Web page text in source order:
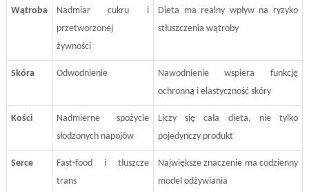
Wątroba
Nadmiar cukru i
przetworzonej
żywności
Dieta ma realny wpływ na ryzyko
stłuszczenia wątroby
Skóra Odwodnienie
Nawodnienie wspiera funkcję
ochronną i elastyczność skóry
Kości
Nadmierne spożycie
słodzonych napojów
Liczy się cała dieta, nie tylko
pojedynczy produkt
Serce
Fast-food i tłuszcze
trans
Największe znaczenie ma codzienny
model odżywiania